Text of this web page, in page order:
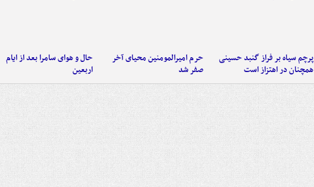
پرچم سیاه بر فراز گنبد حسینی
همچنان در اهتزاز است
حرم امیرالمومنین محیای آخر
صفر شد
حال و هوای سامرا بعد از ایام
اربعین